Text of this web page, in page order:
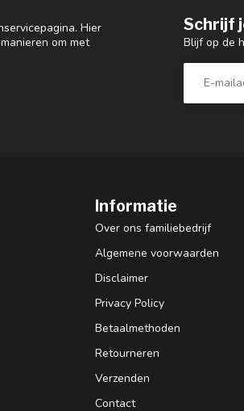
Hier
om met
Schrijf
Blijf op de
Informatie
Over ons familiebedrijf
Algemene voorwaarden
Disclaimer
Privacy Policy
Betaalmethoden
Retourneren
Verzenden
Contact